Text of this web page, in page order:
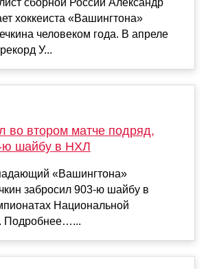
хоккеиста «Вашингтона»
человеком года. В апреле
У...
во втором матче подряд,
шайбу в НХЛ
«Вашингтона»
забросил 903‑ю шайбу в
Национальной
Подробнее…...